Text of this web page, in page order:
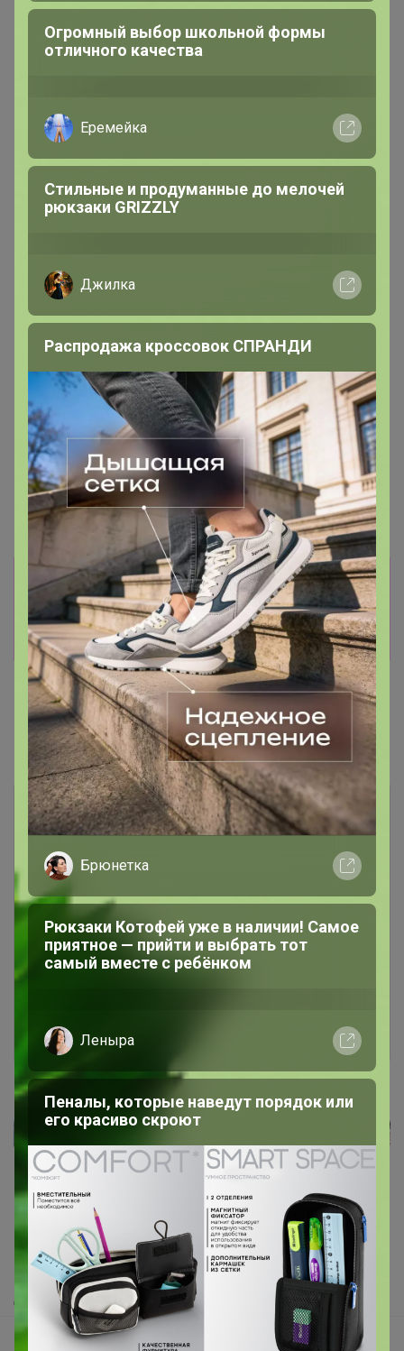
1 755р
Джинсы женские F`FIVE
29004
Информация о заказах доступна
лишь членам клуба
Показать
Показаны записи1-2из2.
Чтобы ответить или задать вопрос
необходимо авторизоваться на сайте
Это займет меньше минуты
Реклама
Как здесь все устроено?
Как сделать заказ?
Как получить?
Доставка
Шоурумы
Огромный выбор школьной формы
отличного качества
Стильные и продуманные до мелочей
рюкзаки GRIZZLY
Джилка
Распродажа кроссовок СПРАНДИ
Брюнетка